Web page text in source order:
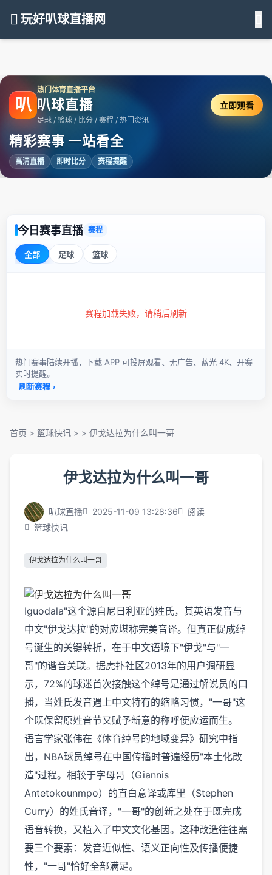
玩好叭球直播网
叭
热门体育直播平台
叭球直播
足球 / 篮球 / 比分 / 赛程 / 热门资讯
精彩赛事 一站看全
高清直播 即时比分 赛程提醒
立即观看
首页 > 篮球快讯 > > 伊戈达拉为什么叫一哥
伊戈达拉为什么叫一哥
叭球直播 2025-11-09 13:28:36
阅读
篮球快讯
伊戈达拉为什么叫一哥
Iguodala"这个源自尼日利亚的姓氏，其英语发音与
中文"伊戈达拉"的对应堪称完美音译。但真正促成绰
号诞生的关键转折，在于中文语境下"伊戈"与"一
哥"的谐音关联。据虎扑社区2013年的用户调研显
示，72%的球迷首次接触这个绰号是通过解说员的口
播，当姓氏发音遇上中文特有的缩略习惯，"一哥"这
个既保留原姓音节又赋予新意的称呼便应运而生。
语言学家张伟在《体育绰号的地域变异》研究中指
出，NBA球员绰号在中国传播时普遍经历"本土化改
造"过程。相较于字母哥（Giannis
Antetokounmpo）的直白意译或库里（Stephen
Curry）的姓氏音译，"一哥"的创新之处在于既完成
语音转换，又植入了中文文化基因。这种改造往往需
要三个要素：发音近似性、语义正向性及传播便捷
性，"一哥"恰好全部满足。